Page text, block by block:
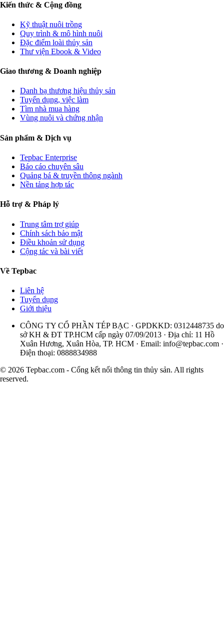
Kiến thức & Cộng đồng
Kỹ thuật nuôi trồng
Quy trình & mô hình nuôi
Đặc điểm loài thủy sản
Thư viện Ebook & Video
Giao thương & Doanh nghiệp
Danh bạ thương hiệu thủy sản
Tuyển dụng, việc làm
Tìm nhà mua hàng
Vùng nuôi và chứng nhận
Sản phẩm & Dịch vụ
Tepbac Enterprise
Báo cáo chuyên sâu
Quảng bá & truyền thông ngành
Nền tảng hợp tác
Hỗ trợ & Pháp lý
Trung tâm trợ giúp
Chính sách bảo mật
Điều khoản sử dụng
Cộng tác và bài viết
Về Tepbac
Liên hệ
Tuyển dụng
Giới thiệu
CÔNG TY CỔ PHẦN TÉP BẠC · GPDKKD: 0312448735 do
sở KH & ĐT TP.HCM cấp ngày 07/09/2013 · Địa chỉ: 11 Hồ
Xuân Hương, Xuân Hòa, TP. HCM · Email: info@tepbac.com ·
Điện thoại: 0888834988
© 2026 Tepbac.com - Cổng kết nối thông tin thủy sản. All rights
reserved.